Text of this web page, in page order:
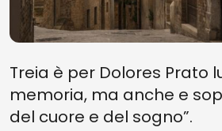
Treia è per Dolores Prato
memoria, ma anche e
del cuore e del sogno”.